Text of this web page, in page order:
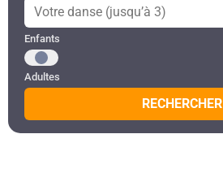
Public recherché
Enfants
Adultes
RECHERCHER